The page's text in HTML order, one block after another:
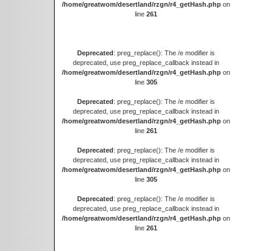
/home/greatwom/desertland/rzgn/r4_getHash.phpon
line 261
Deprecated: preg_replace(): The /e modifier is
deprecated, use preg_replace_callback instead in
/home/greatwom/desertland/rzgn/r4_getHash.phpon
line 305
Deprecated: preg_replace(): The /e modifier is
deprecated, use preg_replace_callback instead in
/home/greatwom/desertland/rzgn/r4_getHash.phpon
line 261
Deprecated: preg_replace(): The /e modifier is
deprecated, use preg_replace_callback instead in
/home/greatwom/desertland/rzgn/r4_getHash.phpon
line 305
Deprecated: preg_replace(): The /e modifier is
deprecated, use preg_replace_callback instead in
/home/greatwom/desertland/rzgn/r4_getHash.phpon
line 261